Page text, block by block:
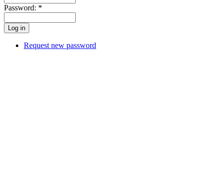
Password: *
Request new password